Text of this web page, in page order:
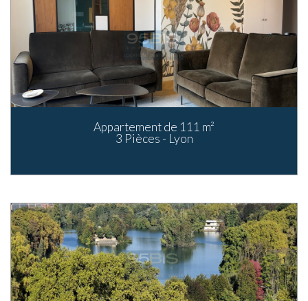
Appartement de 111 m²
3 Pièces - Lyon